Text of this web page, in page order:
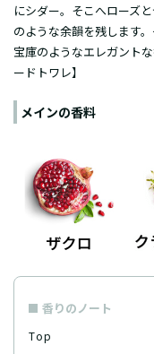
にシダー。そこへローズ
のような余韻を残します
宝庫のようなエレガント
ードトワレ】
メインの香料
香りのノート
Top